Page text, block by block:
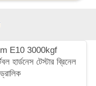
E10 3000kgf
হার্ডনেস টেস্টার ব্রিনেল